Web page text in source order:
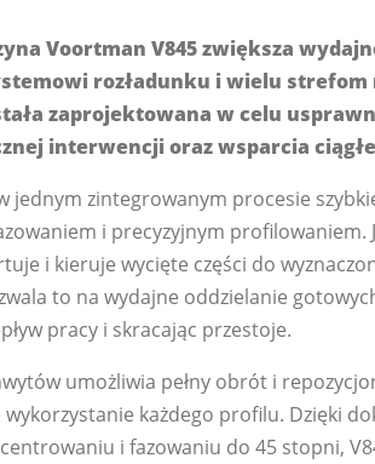
Voortman V845 zwiększa
rozładunku i wielu strefom
zaprojektowana w celu
interwencji oraz wsparcia
jednym zintegrowanym procesie
i precyzyjnym profilowaniem.
i kieruje wycięte części do
to na wydajne oddzielanie
pracy i skracając przestoje.
umożliwia pełny obrót i
każdego profilu. Dzięki
i fazowaniu do 45 stopni,